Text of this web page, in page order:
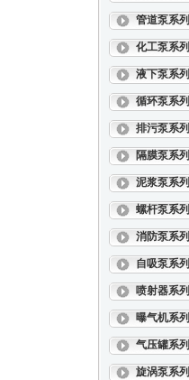
管道泵系列
化工泵系列
液下泵系列
循环泵系列
排污泵系列
隔膜泵系列
泥浆泵系列
螺杆泵系列
消防泵系列
自吸泵系列
喷射器系列
曝气机系列
气压罐系列
旋涡泵系列